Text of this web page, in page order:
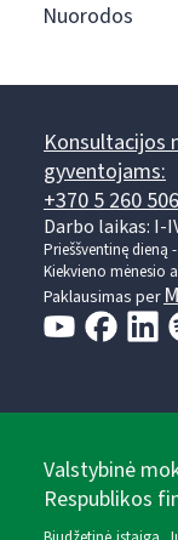
Nuorodos
Konsultacijos
gyventojams:
+370 5 260
Darbo laikas: I-
Prieššventinę dieną
Kiekvieno mėnesio
Paklausimas per
Valstybinė
Respublikos